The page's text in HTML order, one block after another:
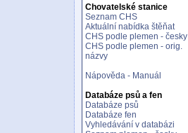
Chovatelské stanice
Seznam CHS
Aktuální nabídka štěňat
CHS podle plemen - česky
CHS podle plemen - orig.
názvy
Nápověda - Manuál
Databáze psů a fen
Databáze psů
Databáze fen
Vyhledávání v databázi